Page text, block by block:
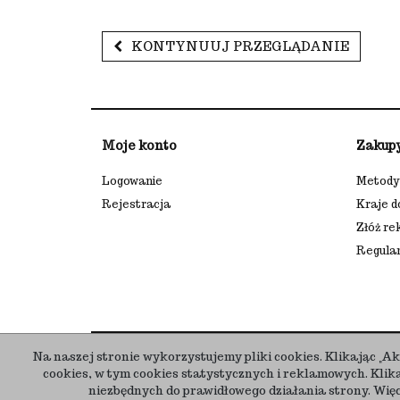
KONTYNUUJ PRZEGLĄDANIE
Moje konto
Logowanie
Rejestracja
Metody
Kraje
Złóż
Copyright 2013-2020 Krasowiak.pl
Na naszej stronie wykorzystujemy pliki cookies. Klikając
cookies, w tym cookies statystycznych i reklamowych.
niezbędnych do prawidłowego działania strony.